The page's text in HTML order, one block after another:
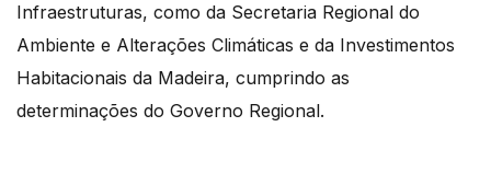
Infraestruturas, como da Secretaria Regional do
Ambiente e Alterações Climáticas e da Investimentos
Habitacionais da Madeira, cumprindo as
determinações do Governo Regional.